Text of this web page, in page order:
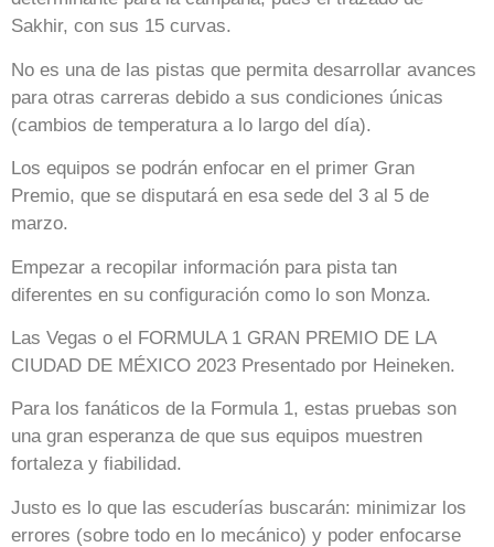
Sakhir, con sus 15 curvas.
No es una de las pistas que permita desarrollar avances
para otras carreras debido a sus condiciones únicas
(cambios de temperatura a lo largo del día).
Los equipos se podrán enfocar en el primer Gran
Premio, que se disputará en esa sede del 3 al 5 de
marzo.
Empezar a recopilar información para pista tan
diferentes en su configuración como lo son Monza.
Las Vegas o el FORMULA 1 GRAN PREMIO DE LA
CIUDAD DE MÉXICO 2023 Presentado por Heineken.
Para los fanáticos de la Formula 1, estas pruebas son
una gran esperanza de que sus equipos muestren
fortaleza y fiabilidad.
Justo es lo que las escuderías buscarán: minimizar los
errores (sobre todo en lo mecánico) y poder enfocarse